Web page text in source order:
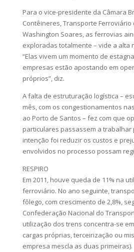
Para o vice-presidente da Câmara
Contêineres, Transporte Ferroviário
Washington Soares, as ferrovias
exploradas totalmente – vide a alta
“Elas vivem um momento de
empresas estão apostando em
próprios”, diz.
A falta de estruturação logística –
mês, com os congestionamentos
ao Porto de Santos – fez com que
particulares passassem a trabalhar
intenção foi reduzir os custos e
envolvidos no processo possam
RESPIRO
Em 2011, houve queda de 11% na
ferroviário. No ano seguinte,
fôlego, com crescimento de 2,8%,
Confederação Nacional do
utilização dos trens concentra-se
cargas próprias, terceirização ou
empresa mescla as duas primeiras).